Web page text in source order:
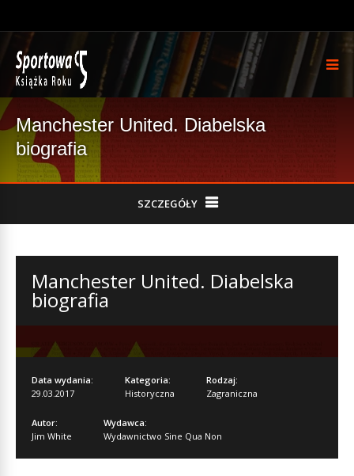
Manchester United. Diabelska
biografia
SZCZEGÓŁY
Manchester United. Diabelska
biografia
Data wydania:
29.03.2017
Kategoria:
Historyczna
Rodzaj:
Zagraniczna
Autor:
Jim White
Wydawca:
Wydawnictwo Sine Qua Non